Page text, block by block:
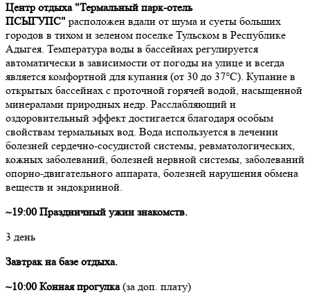
Центр отдыха "Термальный парк-отель
ПСЫГУПС" расположен вдали от шума и суеты больших
городов в тихом и зеленом поселке Тульском в Республике
Адыгея. Температура воды в бассейнах регулируется
автоматически в зависимости от погоды на улице и всегда
является комфортной для купания (от 30 до 37°С). Купание в
открытых бассейнах с проточной горячей водой, насыщенной
минералами природных недр. Расслабляющий и
оздоровительный эффект достигается благодаря особым
свойствам термальных вод. Вода используется в лечении
болезней сердечно-сосудистой системы, ревматологических,
кожных заболеваний, болезней нервной системы, заболеваний
опорно-двигательного аппарата, болезней нарушения обмена
веществ и эндокринной.
~19:00 Праздничный ужин знакомств.
3 день
Завтрак на базе отдыха.
~10:00 Конная прогулка(за доп. плату)